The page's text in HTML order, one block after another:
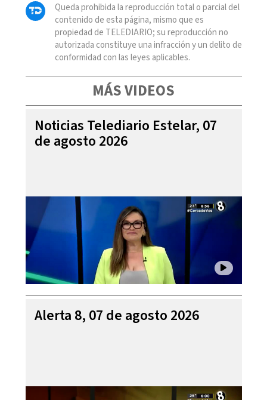
Queda prohibida la reproducción total o parcial del
contenido de esta página, mismo que es
propiedad de TELEDIARIO; su reproducción no
autorizada constituye una infracción y un delito de
conformidad con las leyes aplicables.
MÁS VIDEOS
Noticias Telediario Estelar, 07
de agosto 2026
Alerta 8, 07 de agosto 2026